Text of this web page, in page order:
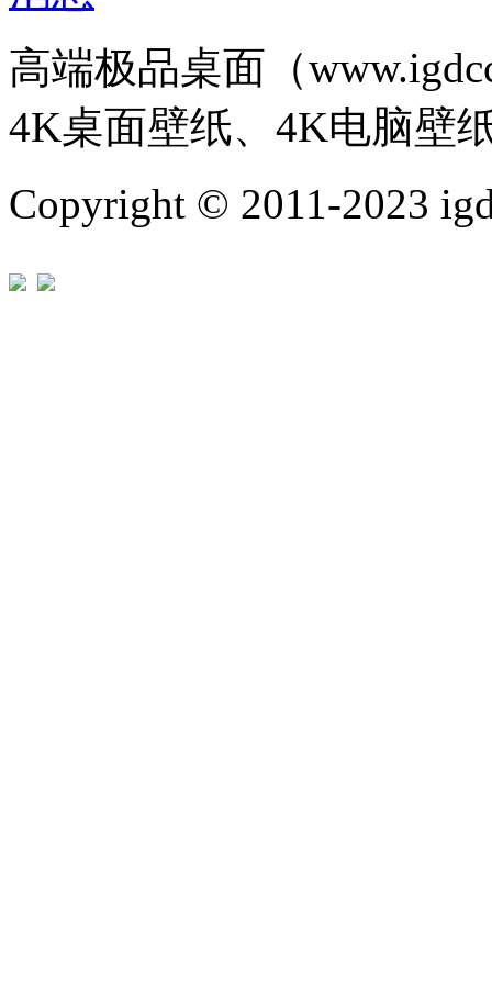
高端极品桌面（
4K桌面壁纸、4K电脑壁
Copyright © 2011-2023